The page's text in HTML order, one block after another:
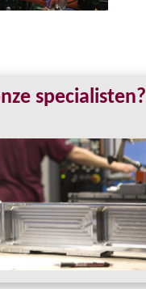
specialisten?